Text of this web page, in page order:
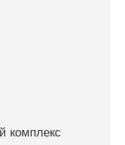
комплекс